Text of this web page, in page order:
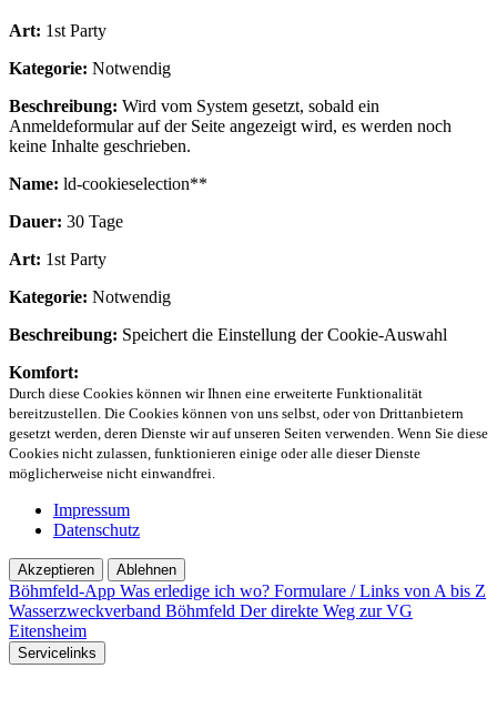
Art: 1st Party
Kategorie: Notwendig
Beschreibung: Wird vom System gesetzt, sobald ein
Anmeldeformular auf der Seite angezeigt wird, es werden noch
keine Inhalte geschrieben.
Name: ld-cookieselection**
Dauer: 30 Tage
Art: 1st Party
Kategorie: Notwendig
Beschreibung: Speichert die Einstellung der Cookie-Auswahl
Komfort:
Durch diese Cookies können wir Ihnen eine erweiterte Funktionalität
bereitzustellen. Die Cookies können von uns selbst, oder von Drittanbietern
gesetzt werden, deren Dienste wir auf unseren Seiten verwenden. Wenn Sie diese
Cookies nicht zulassen, funktionieren einige oder alle dieser Dienste
möglicherweise nicht einwandfrei.
Impressum
Datenschutz
Akzeptieren Ablehnen
Böhmfeld-App Was erledige ich wo? Formulare / Links von A bis Z
Wasserzweckverband Böhmfeld Der direkte Weg zur VG
Eitensheim
Servicelinks